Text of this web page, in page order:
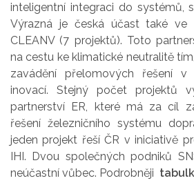
inteligentní integraci do systémů,
Výrazná je česká účast také ve
CLEANV (7 projektů). Toto
na cestu ke klimatické neutralitě
zavádění přelomových řešení
inovací. Stejný počet projektů
partnerství ER, které má za cíl
řešení železničního systému
jeden projekt řeší ČR v iniciativě
IHI. Dvou společných podniků
neúčastní vůbec. Podrobněji